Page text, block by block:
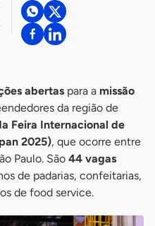
abertas para a missão
da região de
Feira Internacional de
2025), que ocorre entre
Paulo. São 44 vagas
de padarias, confeitarias,
de food service.